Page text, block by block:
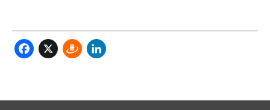
Facebook
X Draugiem